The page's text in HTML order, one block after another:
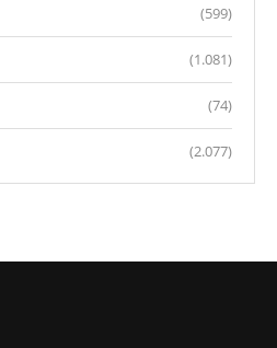
(599)
(1.081)
(74)
(2.077)